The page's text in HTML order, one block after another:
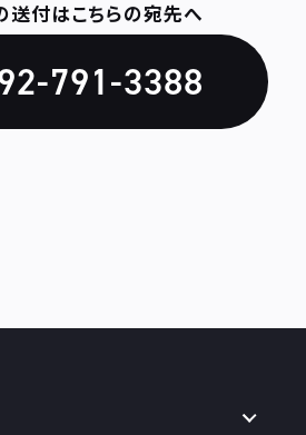
送付はこちらの宛先へ
791-3388